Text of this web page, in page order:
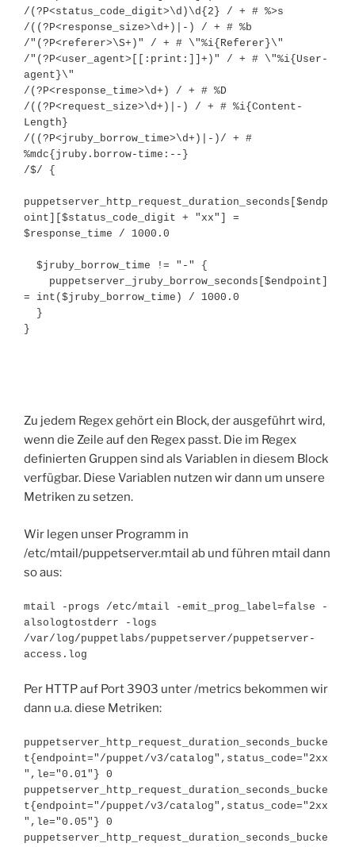
/(?P<status_code_digit>\d)\d{2} / + # %>s
/((?P<response_size>\d+)|-) / + # %b
/"(?P<referer>\S+)" / + # \"%i{Referer}\"
/"(?P<user_agent>[[:print:]]+)" / + # \"%i{User-
agent}\"
/(?P<response_time>\d+) / + # %D
/((?P<request_size>\d+)|-) / + # %i{Content-
Length}
/((?P<jruby_borrow_time>\d+)|-)/ + #
%mdc{jruby.borrow-time:--}
/$/ {
puppetserver_http_request_duration_seconds[$endp
oint][$status_code_digit + "xx"] =
$response_time / 1000.0
= int($jruby_borrow_time) / 1000.0
}
Zu jedem Regex gehört ein Block, der ausgeführt wird,
wenn die Zeile auf den Regex passt. Die im Regex
definierten Gruppen sind als Variablen in diesem Block
verfügbar. Diese Variablen nutzen wir dann um unsere
Metriken zu setzen.
Wir legen unser Programm in
/etc/mtail/puppetserver.mtail ab und führen mtail dann
so aus:
mtail -progs /etc/mtail -emit_prog_label=false -
alsologtostderr -logs
/var/log/puppetlabs/puppetserver/puppetserver-
access.log
Per HTTP auf Port 3903 unter /metrics bekommen wir
dann u.a. diese Metriken:
puppetserver_http_request_duration_seconds_bucke
t{endpoint="/puppet/v3/catalog",status_code="2xx
",le="0.01"} 0
puppetserver_http_request_duration_seconds_bucke
t{endpoint="/puppet/v3/catalog",status_code="2xx
",le="0.05"} 0
puppetserver_http_request_duration_seconds_bucke